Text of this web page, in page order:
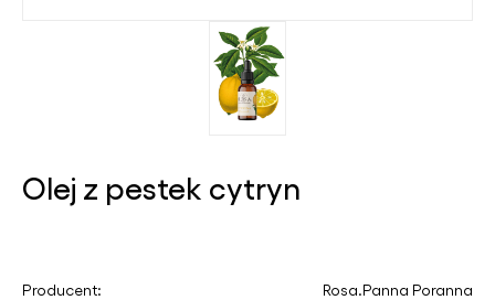
Olej z pestek cytryn
Producent:
Rosa.Panna Poranna